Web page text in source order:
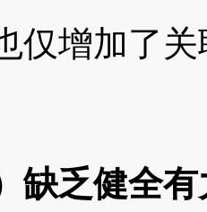
仅增加了
缺乏健全